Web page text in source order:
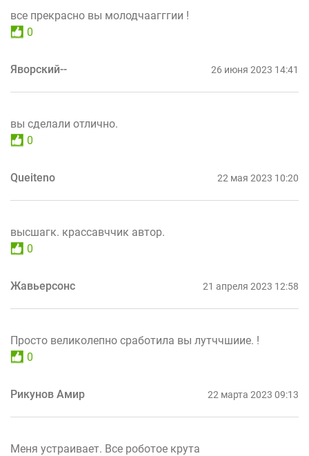
все прекрасно вы молодчаагггии !
0
Яворский-- 26 июня 2023 14:41
вы сделали отлично.
0
Queiteno 22 мая 2023 10:20
высшагк. крассавччик автор.
0
Жавьерсонс 21 апреля 2023 12:58
Просто великолепно сработила вы лутччшиие. !
0
Рикунов Амир 22 марта 2023 09:13
Меня устраивает. Все роботое крута